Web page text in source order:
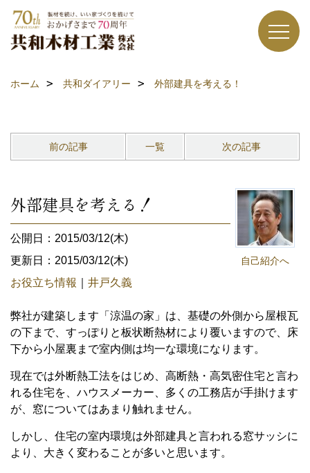
ホーム 共和ダイアリー 外部建具を考える！
前の記事 一覧 次の記事
自己紹介へ
外部建具を考える！
公開日：2015/03/12(木)
更新日：2015/03/12(木)
お役立ち情報
井戸久義
弊社が建築します「涼温の家」は、基礎の外側から屋根瓦
の下まで、すっぽりと板状断熱材により覆いますので、床
下から小屋裏まで室内側は均一な環境になります。
現在では外断熱工法をはじめ、高断熱・高気密住宅と言わ
れる住宅を、ハウスメーカー、多くの工務店が手掛けます
が、窓についてはあまり触れません。
しかし、住宅の室内環境は外部建具と言われる窓サッシに
より、大きく変わることが多いと思います。